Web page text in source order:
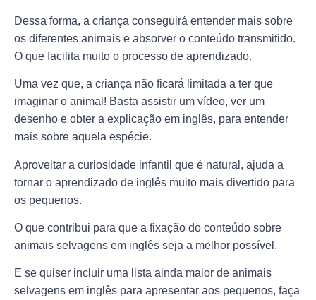
Dessa forma, a criança conseguirá entender mais sobre
os diferentes animais e absorver o conteúdo transmitido.
O que facilita muito o processo de aprendizado.
Uma vez que, a criança não ficará limitada a ter que
imaginar o animal! Basta assistir um vídeo, ver um
desenho e obter a explicação em inglês, para entender
mais sobre aquela espécie.
Aproveitar a curiosidade infantil que é natural, ajuda a
tornar o aprendizado de inglês muito mais divertido para
os pequenos.
O que contribui para que a fixação do conteúdo sobre
animais selvagens em inglês seja a melhor possível.
E se quiser incluir uma lista ainda maior de animais
selvagens em inglês para apresentar aos pequenos, faça